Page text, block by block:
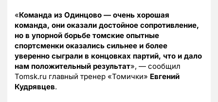
«Команда из Одинцово — очень хорошая
команда, они оказали достойное сопротивление,
но в упорной борьбе томские опытные
спортсменки оказались сильнее и более
уверенно сыграли в концовках партий, что и дало
нам положительный результат», — сообщил
Tomsk.ru главный тренер «Томички» Евгений
Кудрявцев.